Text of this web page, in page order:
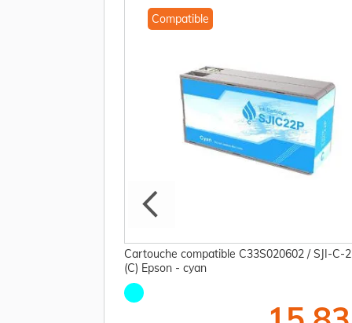
Compatible
Cartouche compatible C33S020602 / SJI-C-
(C) Epson - cyan